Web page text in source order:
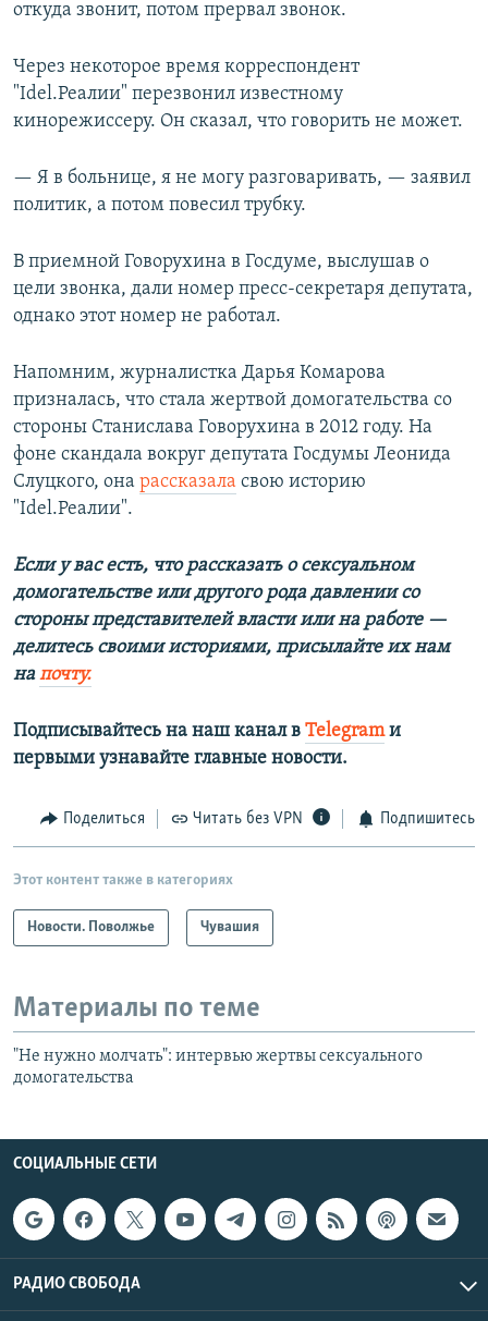
откуда звонит, потом прервал звонок.
Через некоторое время корреспондент
"Idel.Реалии" перезвонил известному
кинорежиссеру. Он сказал, что говорить не может.
— Я в больнице, я не могу разговаривать, — заявил
политик, а потом повесил трубку.
В приемной Говорухина в Госдуме, выслушав о
цели звонка, дали номер пресс-секретаря депутата,
однако этот номер не работал.
Напомним, журналистка Дарья Комарова
призналась, что стала жертвой домогательства со
стороны Станислава Говорухина в 2012 году. На
фоне скандала вокруг депутата Госдумы Леонида
Слуцкого, она рассказала свою историю
"Idel.Реалии".
Если у вас есть, что рассказать о сексуальном
домогательстве или другого рода давлении со
стороны представителей власти или на работе —
делитесь своими историями, присылайте их нам
напочту.
Подписывайтесь на наш канал в Telegramи
первыми узнавайте главные новости.​
Поделиться Читать без VPN Подпишитесь
Этот контент также в категориях
Новости. Поволжье Чувашия
Материалы по теме
"Не нужно молчать": интервью жертвы сексуального
домогательства
СОЦИАЛЬНЫЕ СЕТИ
РАДИО СВОБОДА